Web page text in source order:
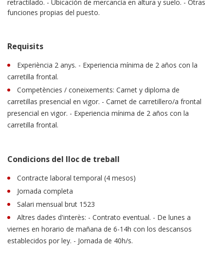
retractilado. - Ubicación de mercancía en altura y suelo. - Otras
funciones propias del puesto.
Requisits
Experiència 2 anys. - Experiencia mínima de 2 años con la
carretilla frontal.
Competències / coneixements: Carnet y diploma de
carretillas presencial en vigor. - Carnet de carretillero/a frontal
presencial en vigor. - Experiencia mínima de 2 años con la
carretilla frontal.
Condicions del lloc de treball
Contracte laboral temporal (4 mesos)
Jornada completa
Salari mensual brut 1523
Altres dades d'interès: - Contrato eventual. - De lunes a
viernes en horario de mañana de 6-14h con los descansos
establecidos por ley. - Jornada de 40h/s.